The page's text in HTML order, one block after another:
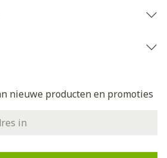
nieuwe producten en promoties